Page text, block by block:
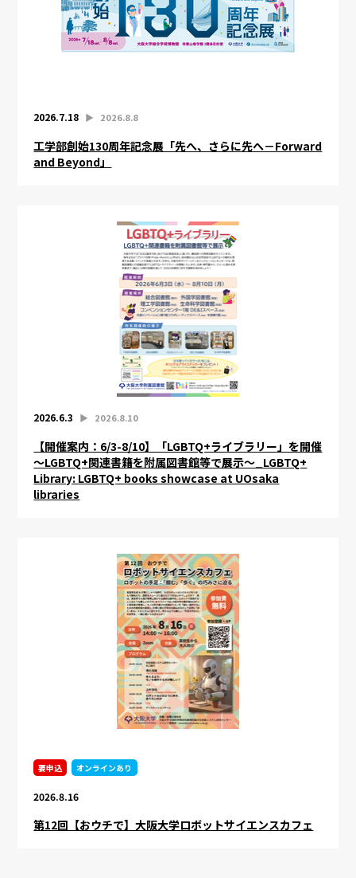
2026.7.18 ▶︎ 2026.8.8
工学部創始130周年記念展「先へ、さらに先へ－Forward
and Beyond」
2026.6.3 ▶︎ 2026.8.10
【開催案内：6/3-8/10】「LGBTQ+ライブラリー」を開催
～LGBTQ+関連書籍を附属図書館等で展示～_LGBTQ+
Library: LGBTQ+ books showcase at UOsaka
libraries
要申込 オンラインあり
2026.8.16
第12回【おウチで】大阪大学ロボットサイエンスカフェ